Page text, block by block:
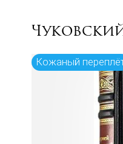
Кожаный